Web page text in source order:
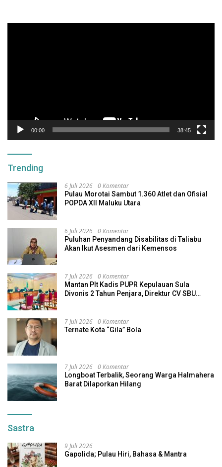
00:00 38:45
Trending
6 Juli 2026 0 Komentar
Pulau Morotai Sambut 1.360 Atlet dan Ofisial
POPDA XII Maluku Utara
6 Juli 2026 0 Komentar
Puluhan Penyandang Disabilitas di Taliabu
Akan Ikut Asesmen dari Kemensos
7 Juli 2026 0 Komentar
Mantan Plt Kadis PUPR Kepulauan Sula
Divonis 2 Tahun Penjara, Direktur CV SBU
7 Juli 2026 0 Komentar
Ternate Kota “Gila” Bola
7 Juli 2026 0 Komentar
Longboat Terbalik, Seorang Warga Halmahera
Barat Dilaporkan Hilang
Sastra
9 Juli 2026
Gapolida; Pulau Hiri, Bahasa & Mantra